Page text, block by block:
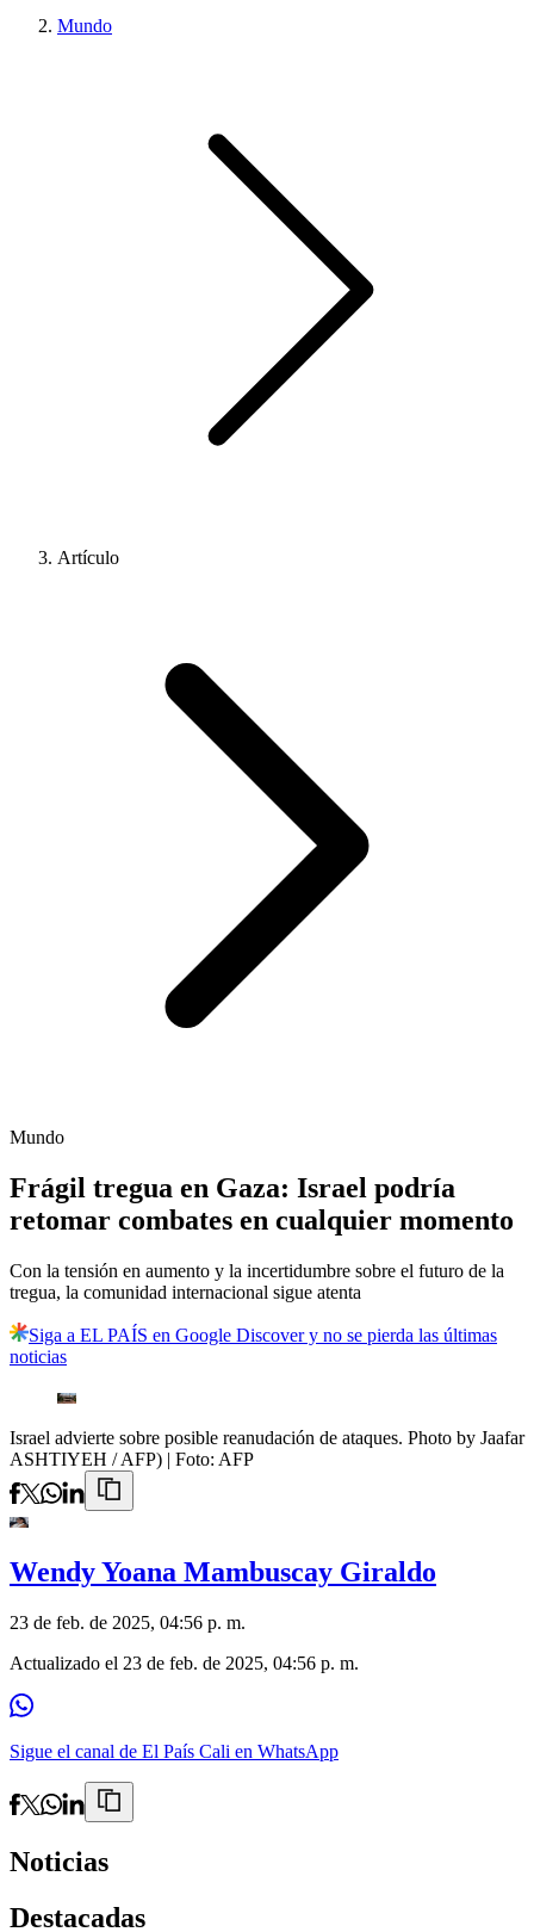
Mundo
Artículo
Mundo
Frágil tregua en Gaza: Israel podría
retomar combates en cualquier momento
Con la tensión en aumento y la incertidumbre sobre el futuro de la
tregua, la comunidad internacional sigue atenta
Siga a EL PAÍS en Google Discover y no se pierda las últimas
noticias
Israel advierte sobre posible reanudación de ataques. Photo by Jaafar
ASHTIYEH / AFP) | Foto: AFP
Wendy Yoana Mambuscay Giraldo
23 de feb. de 2025, 04:56 p. m.
Actualizado el 23 de feb. de 2025, 04:56 p. m.
Sigue el canal de El País Cali en WhatsApp
Noticias
Destacadas